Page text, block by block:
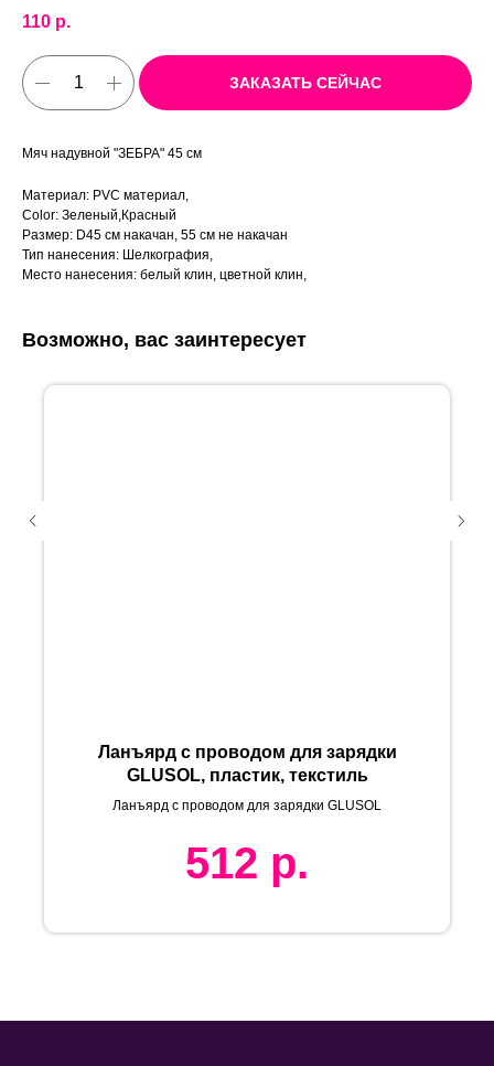
110 р.
ЗАКАЗАТЬ СЕЙЧАС
Мяч надувной "ЗЕБРА" 45 см
Материал: PVC материал,
Color: Зеленый,Красный
Размер: D45 см накачан, 55 см не накачан
Тип нанесения: Шелкография,
Место нанесения: белый клин, цветной клин,
Возможно, вас заинтересует
Ланъярд с проводом для зарядки
GLUSOL, пластик, текстиль
Ланъярд с проводом для зарядки GLUSOL
512 р.